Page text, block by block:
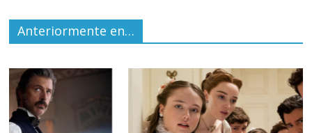
Anteriormente en…